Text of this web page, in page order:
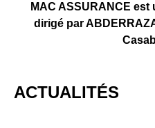
MAC ASSURANCE
dirigé par
ACTUALITÉS